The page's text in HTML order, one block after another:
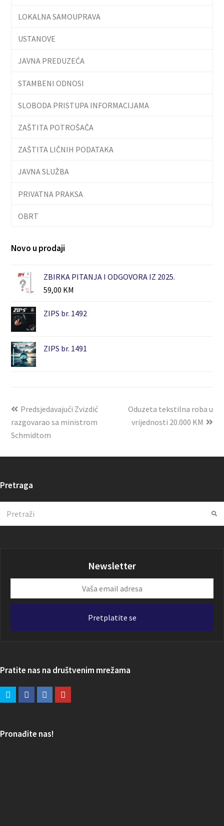
LOKALNA SAMOUPRAVA
USTANOVE
JAVNA PREDUZEĆA
STAMBENI ODNOSI
SLOBODA PRISTUPA INFORMACIJAMA
ZAŠTITA POTROŠAČA
ZAŠTITA LIČNIH PODATAKA
JAVNA SLUŽBA
PRIVATNA PRAKSA
OBRT
Novo u prodaji
ZBIRKA PITANJA I ODGOVORA IZ 2025.
59,00 KM
ZIPS br. 1492
ZIPS br. 1491
Predsjedavajući Zvizdić
razgovarao sa ministrom
Schmidtom
Oduzeta tekstilna roba u
vrijednosti 20.000 KM
Pretraga
Newsletter
email
Pretplatite se
Pratite nas na društvenim mrežama
Pronađite nas!